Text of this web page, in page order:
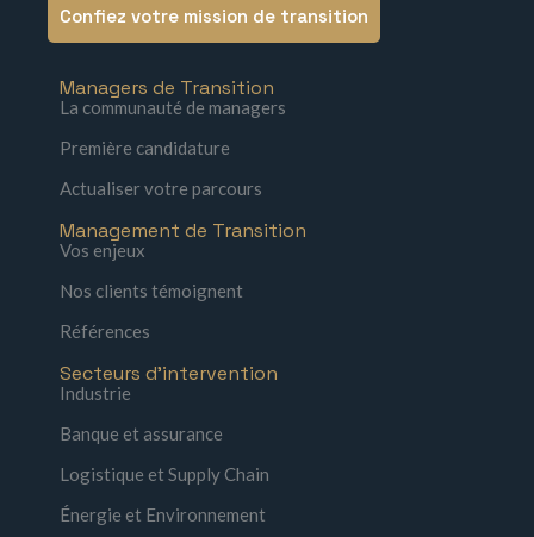
Confiez votre mission de transition
Managers de Transition
La communauté de managers
Première candidature
Actualiser votre parcours
Management de Transition
Vos enjeux
Nos clients témoignent
Références
Secteurs d'intervention
Industrie
Banque et assurance
Logistique et Supply Chain
Énergie et Environnement